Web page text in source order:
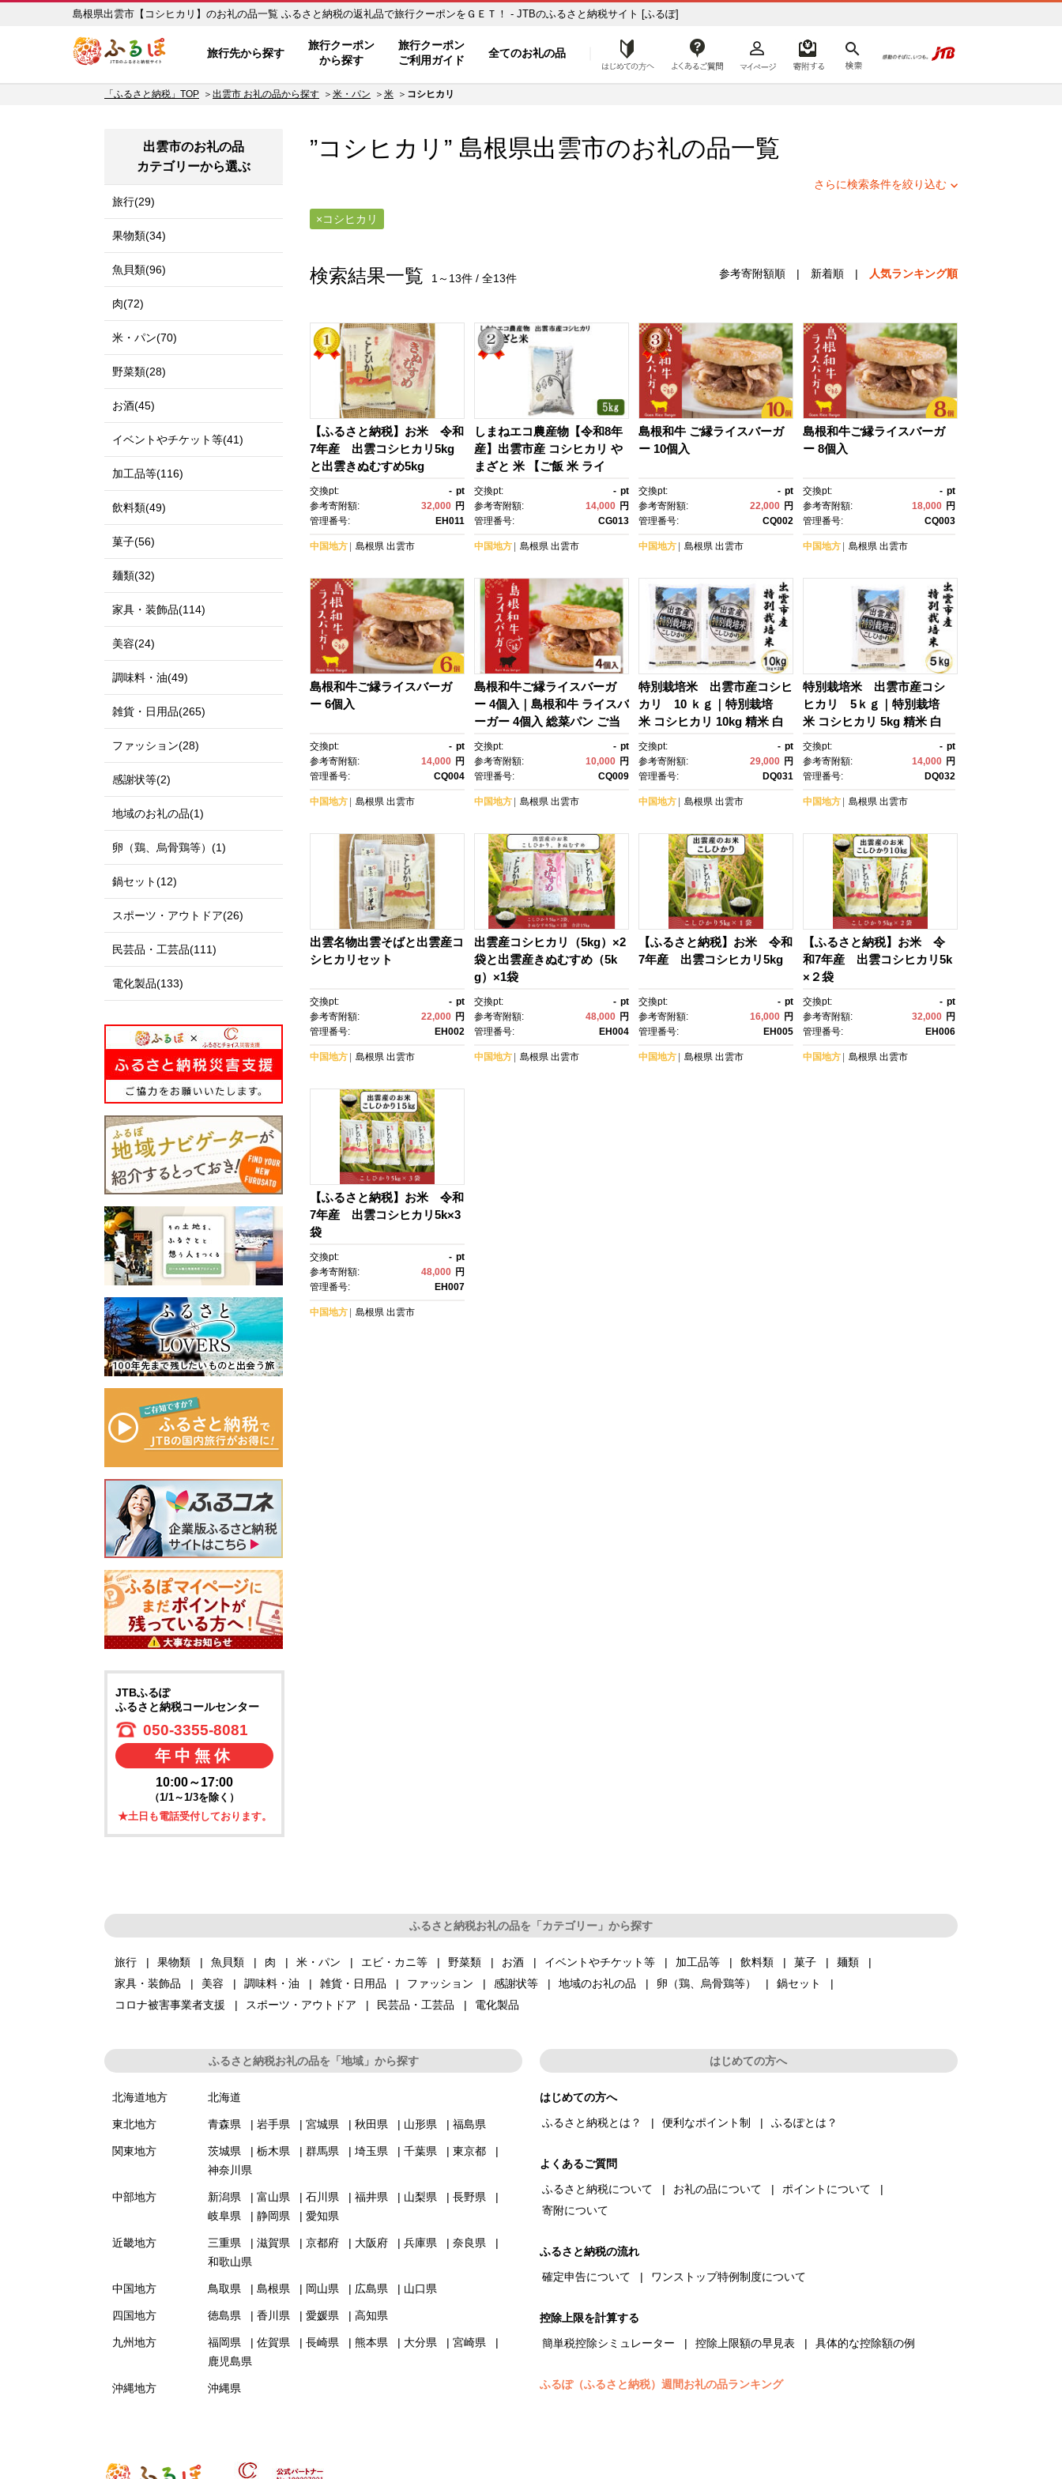
島根県出雲市【コシヒカリ】のお礼の品一覧 ふるさと納税の返礼品で旅行クーポンをＧＥＴ！ - JTBのふるさと納税サイト [ふるぽ]
旅行先から探す
旅行クーポン
から探す
旅行クーポン
ご利用ガイド
全てのお礼の品 はじめての方へ
「ふるさと納税」TOP 出雲市 お礼の品から探す 米・パン 米 コシヒカリ
”コシヒカリ” 島根県出雲市のお礼の品一覧
さらに検索条件を絞り込む
コシヒカリ
検索結果一覧 1～13件 / 全13件 参考寄附額順 | 新着順 | 人気ランキング順
【ふるさと納税】お米 令和
7年産 出雲コシヒカリ5kg
と出雲きぬむすめ5kg
交換pt: - pt
参考寄附額:
32,000 円
管理番号:
EH011
中国地方 島根県 出雲市
しまねエコ農産物【令和8年
産】出雲市産 コシヒカリ や
まざと 米 【ご飯 米 ライ
ス こしひかり 朝ごはん おに
ぎり お弁当 新米 先行予約 鳥
取県 出雲市 おすすめ 人気 白
交換pt: - pt
参考寄附額:
14,000 円
管理番号:
CG013
中国地方 島根県 出雲市
島根和牛 ご縁ライスバーガ
ー 10個入
交換pt: - pt
参考寄附額:
22,000 円
管理番号:
CQ002
中国地方 島根県 出雲市
島根和牛ご縁ライスバーガ
ー 8個入
交換pt: - pt
参考寄附額:
18,000 円
管理番号:
CQ003
中国地方 島根県 出雲市
島根和牛ご縁ライスバーガ
ー 6個入
交換pt: - pt
参考寄附額:
14,000 円
管理番号:
CQ004
中国地方 島根県 出雲市
島根和牛ご縁ライスバーガ
ー 4個入｜島根和牛 ライスバ
ーガー 4個入 総菜パン ご当
地 グルメ 清松庵 ふるさと納
税 出雲市
交換pt: - pt
参考寄附額:
10,000 円
管理番号:
CQ009
中国地方 島根県 出雲市
特別栽培米 出雲市産コシヒ
カリ 10 ｋｇ｜特別栽培
米 コシヒカリ 10kg 精米 白
米 お米 ご飯 フジキコーポレ
ーション ふるさと納税 出雲
市
交換pt: - pt
参考寄附額:
29,000 円
管理番号:
DQ031
中国地方 島根県 出雲市
特別栽培米 出雲市産コシ
ヒカリ 5ｋｇ｜特別栽培
米 コシヒカリ 5kg 精米 白
米 お米 ご飯 フジキコーポレ
ーション ふるさと納税 出雲
市
交換pt: - pt
参考寄附額:
14,000 円
管理番号:
DQ032
中国地方 島根県 出雲市
出雲名物出雲そばと出雲産コ
シヒカリセット
交換pt: - pt
参考寄附額:
22,000 円
管理番号:
EH002
中国地方 島根県 出雲市
出雲産コシヒカリ（5kg）×2
袋と出雲産きぬむすめ（5k
g）×1袋
交換pt: - pt
参考寄附額:
48,000 円
管理番号:
EH004
中国地方 島根県 出雲市
【ふるさと納税】お米 令和
7年産 出雲コシヒカリ5kg
交換pt: - pt
参考寄附額:
16,000 円
管理番号:
EH005
中国地方 島根県 出雲市
【ふるさと納税】お米 令
和7年産 出雲コシヒカリ5k
×２袋
交換pt: - pt
参考寄附額:
32,000 円
管理番号:
EH006
中国地方 島根県 出雲市
【ふるさと納税】お米 令和
7年産 出雲コシヒカリ5k×3
袋
交換pt: - pt
参考寄附額:
48,000 円
管理番号:
EH007
中国地方 島根県 出雲市
出雲市のお礼の品
カテゴリーから選ぶ
旅行(29)
果物類(34)
魚貝類(96)
肉(72)
米・パン(70)
野菜類(28)
お酒(45)
イベントやチケット等(41)
加工品等(116)
飲料類(49)
菓子(56)
麺類(32)
家具・装飾品(114)
美容(24)
調味料・油(49)
雑貨・日用品(265)
ファッション(28)
感謝状等(2)
地域のお礼の品(1)
卵（鶏、烏骨鶏等）(1)
鍋セット(12)
スポーツ・アウトドア(26)
民芸品・工芸品(111)
電化製品(133)
JTBふるぽ
ふるさと納税コールセンター
050-3355-8081
年中無休
10:00～17:00
（1/1～1/3を除く）
★土日も電話受付しております。
ふるさと納税お礼の品を「カテゴリー」から探す
旅行 果物類 魚貝類 肉 米・パン エビ・カニ等 野菜類 お酒 イベントやチケット等 加工品等 飲料類 菓子
麺類
家具・装飾品
美容 調味料・油 雑貨・日用品 ファッション 感謝状等 地域のお礼の品 卵（鶏、烏骨鶏等）
鍋セット
コロナ被害事業者支援
スポーツ・アウトドア 民芸品・工芸品 電化製品
ふるさと納税お礼の品を「地域」から探す
北海道地方 北海道
東北地方 青森県 岩手県 宮城県 秋田県 山形県 福島県
関東地方 茨城県 栃木県 群馬県 埼玉県 千葉県
東京都
神奈川県
中部地方 新潟県 富山県 石川県 福井県 山梨県
長野県
岐阜県
静岡県 愛知県
近畿地方 三重県 滋賀県 京都府 大阪府 兵庫県
奈良県
和歌山県
中国地方 鳥取県 島根県 岡山県 広島県 山口県
四国地方 徳島県 香川県 愛媛県 高知県
九州地方 福岡県 佐賀県 長崎県 熊本県 大分県
宮崎県
鹿児島県
沖縄地方 沖縄県
はじめての方へ
はじめての方へ
ふるさと納税とは？
便利なポイント制 ふるぽとは？
よくあるご質問
ふるさと納税について
お礼の品について
ポイントについて
寄附について
ふるさと納税の流れ
確定申告について
ワンストップ特例制度について
控除上限を計算する
簡単税控除シミュレーター
控除上限額の早見表 具体的な控除額の例
ふるぽ（ふるさと納税）週間お礼の品ランキング